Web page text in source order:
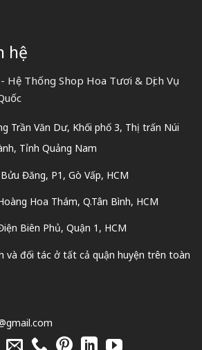
hệ
Hệ Thống Shop Hoa Tươi & Dịch Vụ
Trần Văn Dư, Khối phố 3, Thị trấn Núi
Tỉnh Quảng Nam
Đăng, P1, Gò Vấp, HCM
Hoa Thám, Q.Tân Bình, HCM
Biên Phủ, Quận 1, HCM
và đối tác ở tất cả quận huyện trên toàn